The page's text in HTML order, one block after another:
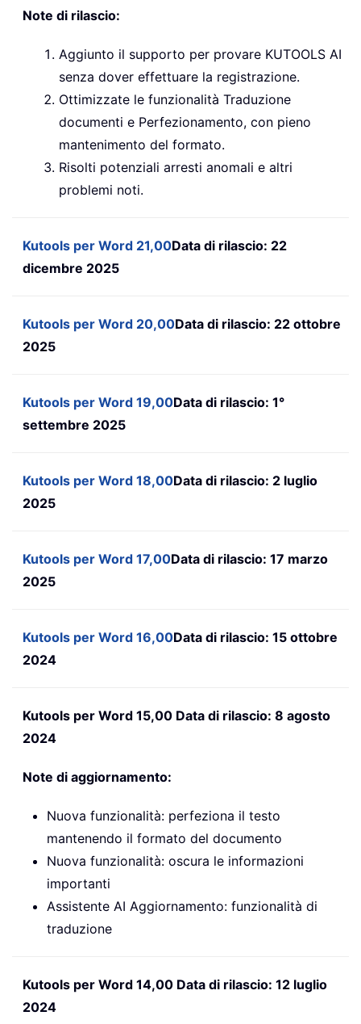
Note di rilascio:
Aggiunto il supporto per provare KUTOOLS AI
senza dover effettuare la registrazione.
Ottimizzate le funzionalità Traduzione
documenti e Perfezionamento, con pieno
mantenimento del formato.
Risolti potenziali arresti anomali e altri
problemi noti.
Kutools per Word 21,00Data di rilascio: 22
dicembre 2025
Kutools per Word 20,00Data di rilascio: 22 ottobre
2025
Kutools per Word 19,00Data di rilascio: 1°
settembre 2025
Kutools per Word 18,00Data di rilascio: 2 luglio
2025
Kutools per Word 17,00Data di rilascio: 17 marzo
2025
Kutools per Word 16,00Data di rilascio: 15 ottobre
2024
Kutools per Word 15,00 Data di rilascio: 8 agosto
2024
Note di aggiornamento:
Nuova funzionalità: perfeziona il testo
mantenendo il formato del documento
Nuova funzionalità: oscura le informazioni
importanti
Assistente AI Aggiornamento: funzionalità di
traduzione
Kutools per Word 14,00 Data di rilascio: 12 luglio
2024